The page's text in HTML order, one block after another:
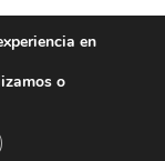
en
o